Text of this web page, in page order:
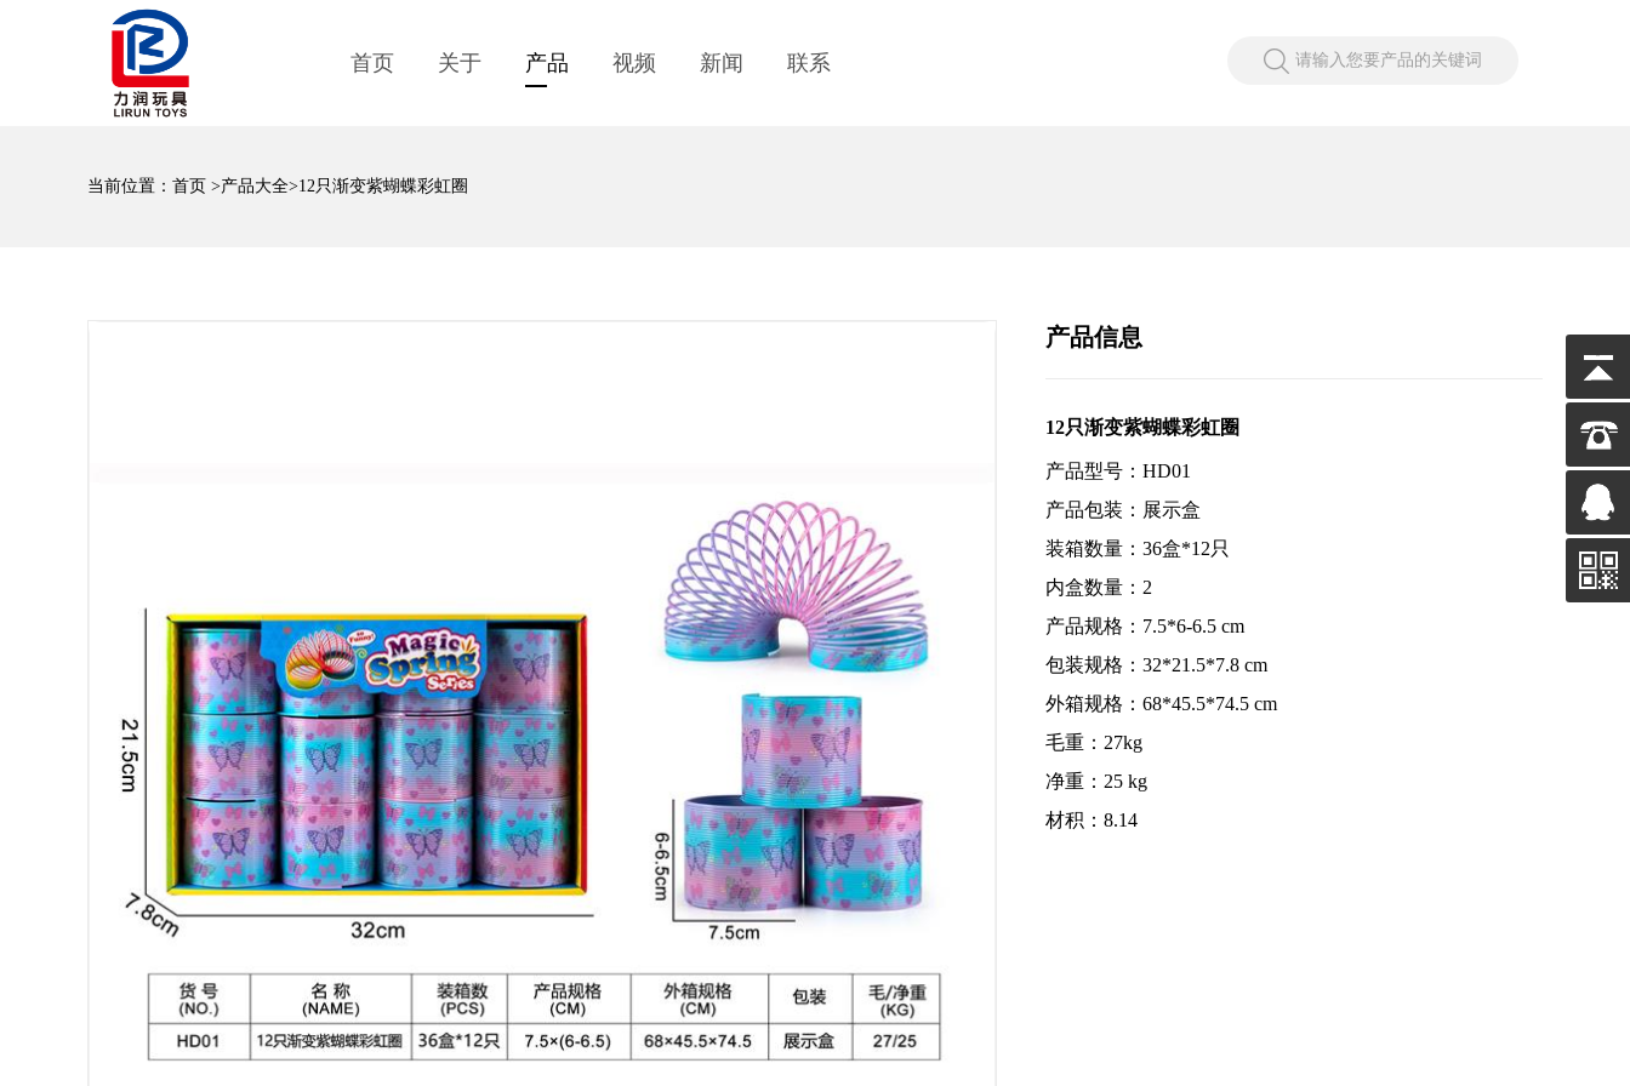
首页 关于 产品 视频 新闻 联系 请输入您要产品的关键词
当前位置： 首页 >产品大全>12只渐变紫蝴蝶彩虹圈
产品信息
12只渐变紫蝴蝶彩虹圈
产品型号：HD01
产品包装：展示盒
装箱数量：36盒*12只
内盒数量：2
产品规格：7.5*6-6.5 cm
包装规格：32*21.5*7.8 cm
外箱规格：68*45.5*74.5 cm
毛重：27kg
净重：25 kg
材积：8.14